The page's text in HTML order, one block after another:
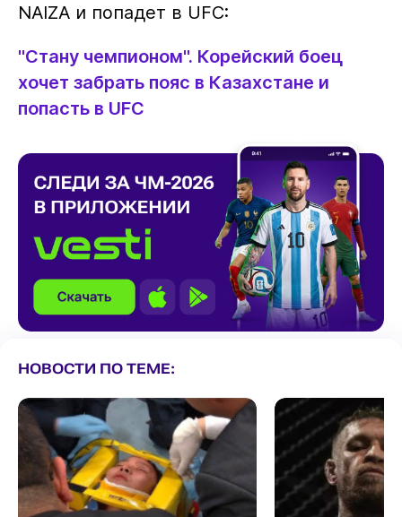
NAIZA и попадет в UFC:
"Стану чемпионом". Корейский боец
хочет забрать пояс в Казахстане и
попасть в UFC
НОВОСТИ ПО ТЕМЕ: